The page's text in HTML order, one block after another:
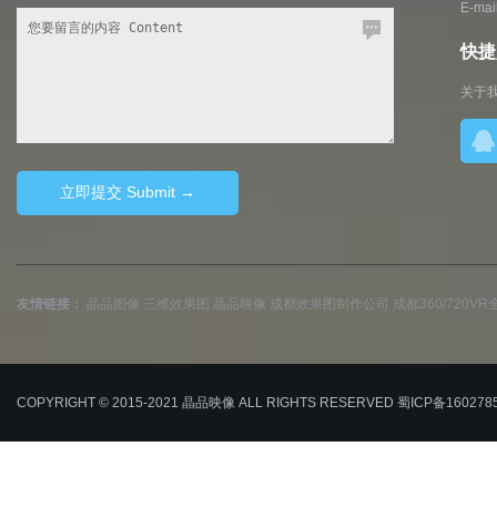
E-
快
关于
友情链接： 晶品图像 三维效果图 晶品映像 成都效果图制作公司 成都360/720VR
COPYRIGHT © 2015-2021 晶品映像 ALL RIGHTS RESERVED 蜀ICP备